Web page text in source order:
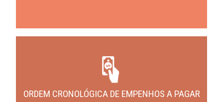
ORDEM CRONOLÓGICA DE EMPENHOS A PAGAR